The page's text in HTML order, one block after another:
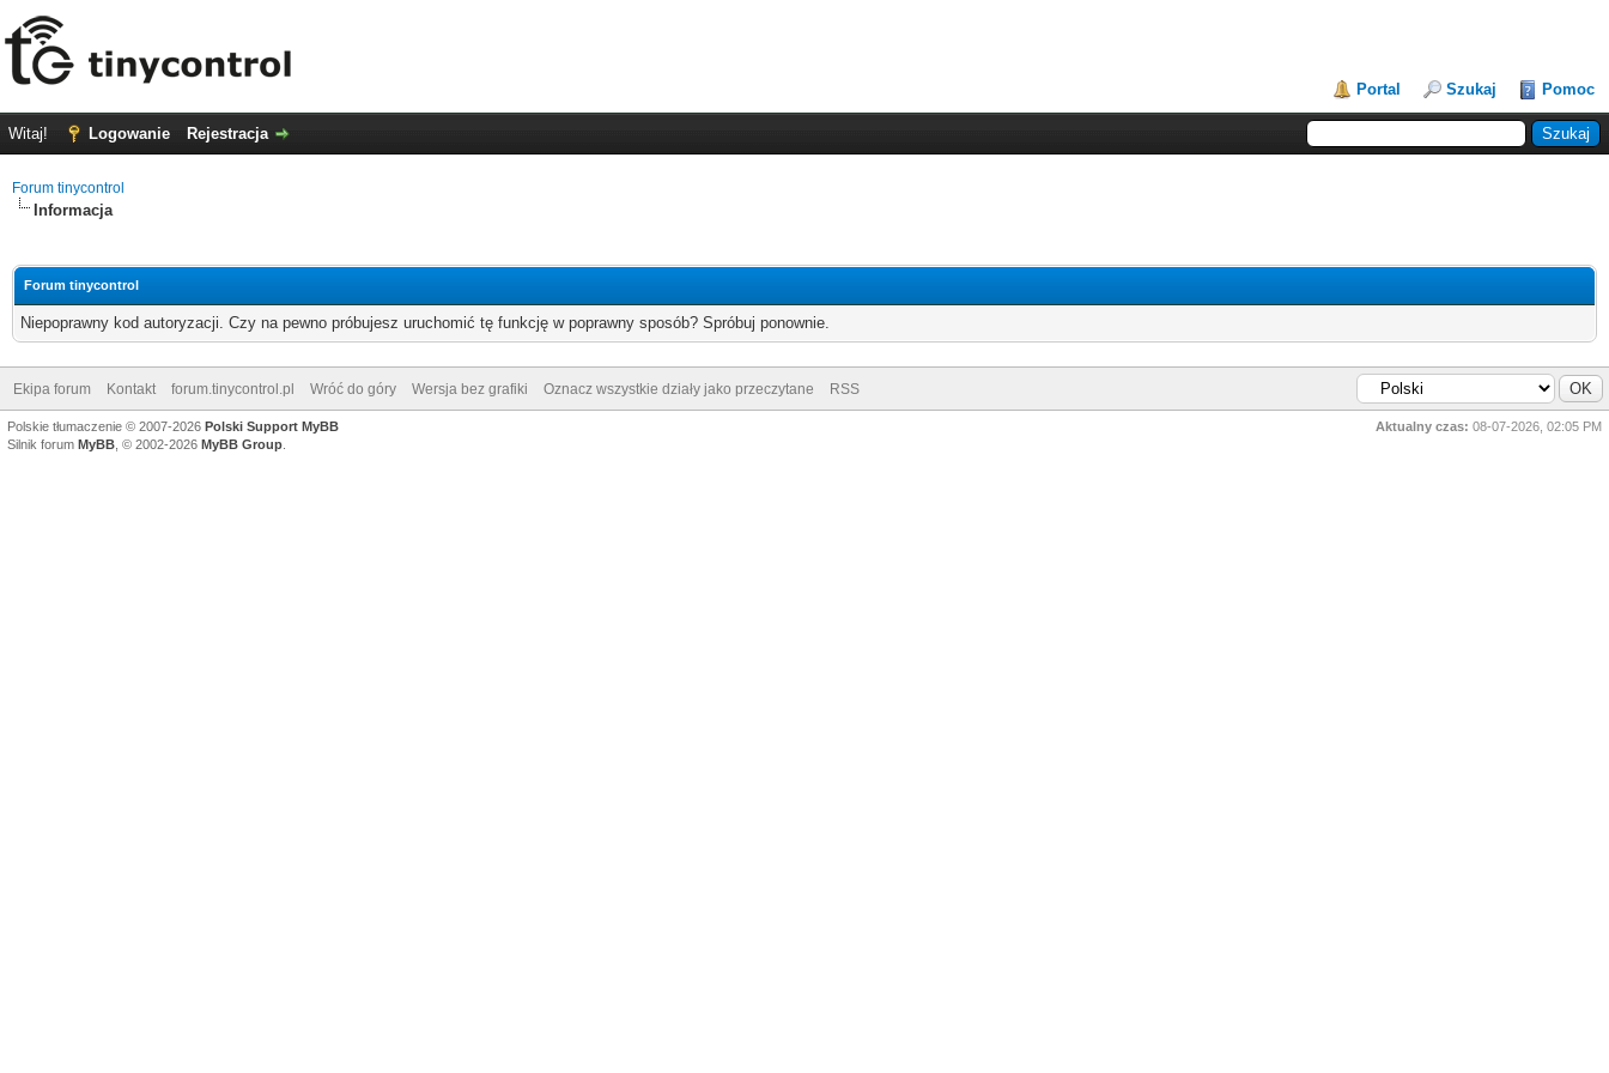
Portal Szukaj Pomoc
Witaj! Logowanie Rejestracja
Forum tinycontrol
Informacja
Forum tinycontrol
Niepoprawny kod autoryzacji. Czy na pewno próbujesz uruchomić tę funkcję w poprawny sposób? Spróbuj ponownie.
Ekipa forum Kontakt forum.tinycontrol.pl Wróć do góry Wersja bez grafiki Oznacz wszystkie działy jako przeczytane RSS
Aktualny czas: 08-07-2026, 02:05 PM
Polskie tłumaczenie © 2007-2026 Polski Support MyBB
Silnik forum MyBB , © 2002-2026 MyBB Group